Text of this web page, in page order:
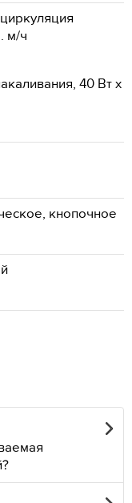
м/ч
40 Вт х
кнопочное